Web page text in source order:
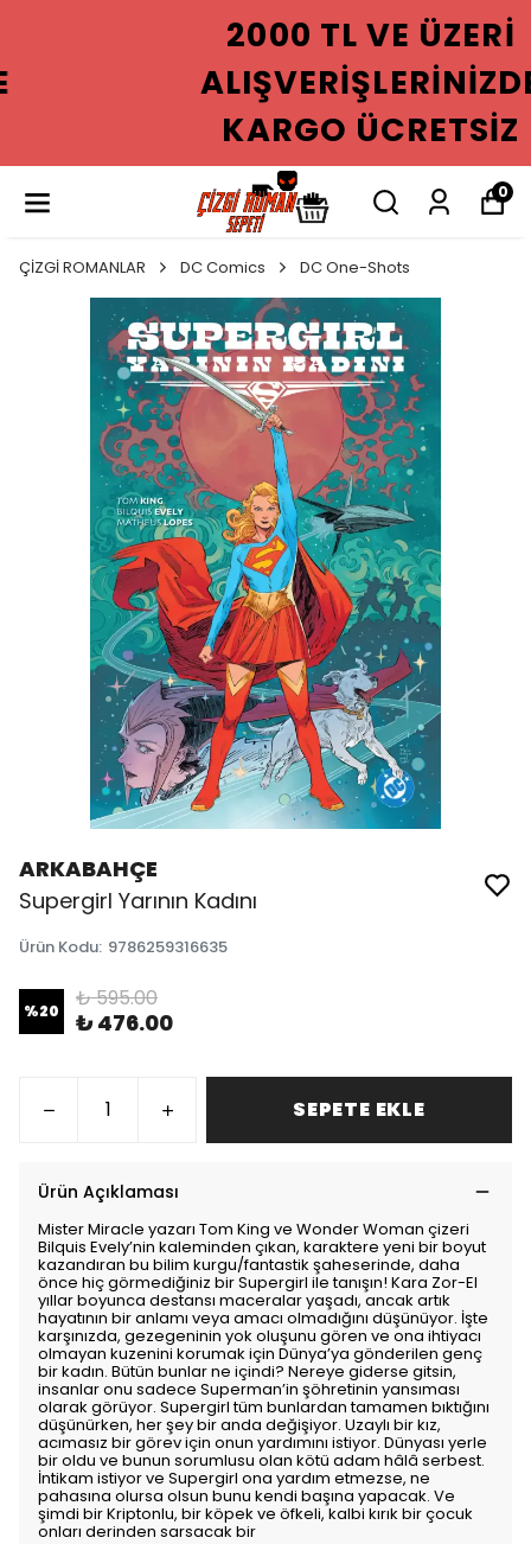
2000 TL VE ÜZERI
ALIŞVERIŞLERINIZDE
KARGO ÜCRETSIZ
0
ÇİZGİ ROMANLAR DC Comics DC One-Shots
ARKABAHÇE
Supergirl Yarının Kadını
Ürün Kodu: 9786259316635
%20 ₺ 595.00
₺ 476.00
SEPETE EKLE
Ürün Açıklaması
Mister Miracle yazarı Tom King ve Wonder Woman çizeri
Bilquis Evely’nin kaleminden çıkan, karaktere yeni bir boyut
kazandıran bu bilim kurgu/fantastik şaheserinde, daha
önce hiç görmediğiniz bir Supergirl ile tanışın! Kara Zor-El
yıllar boyunca destansı maceralar yaşadı, ancak artık
hayatının bir anlamı veya amacı olmadığını düşünüyor. İşte
karşınızda, gezegeninin yok oluşunu gören ve ona ihtiyacı
olmayan kuzenini korumak için Dünya’ya gönderilen genç
bir kadın. Bütün bunlar ne içindi? Nereye giderse gitsin,
insanlar onu sadece Superman’in şöhretinin yansıması
olarak görüyor. Supergirl tüm bunlardan tamamen bıktığını
düşünürken, her şey bir anda değişiyor. Uzaylı bir kız,
acımasız bir görev için onun yardımını istiyor. Dünyası yerle
bir oldu ve bunun sorumlusu olan kötü adam hâlâ serbest.
İntikam istiyor ve Supergirl ona yardım etmezse, ne
pahasına olursa olsun bunu kendi başına yapacak. Ve
şimdi bir Kriptonlu, bir köpek ve öfkeli, kalbi kırık bir çocuk
onları derinden sarsacak bir